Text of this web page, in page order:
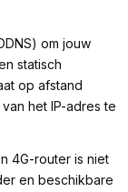
om jouw
statisch
op afstand
het IP-adres te
4G-router is niet
en beschikbare